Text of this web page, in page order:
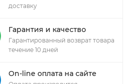
доставку
Гарантия и качество
Гарантированный возврат товара
течение 10 дней
On-line оплата на сайте